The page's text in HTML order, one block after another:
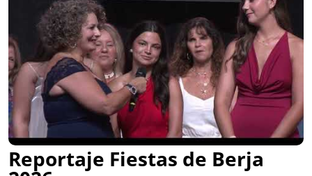
Reportaje Fiestas de Berja